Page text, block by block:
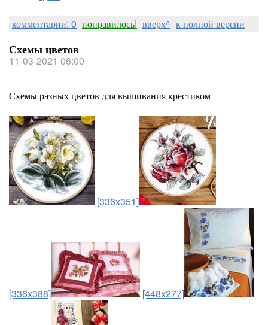
комментарии: 0 понравилось! вверх^ к полной версии
Схемы цветов
11-03-2021 06:00
Схемы разных цветов для вышивания крестиком
[336x351]
[336x388] [448x277]